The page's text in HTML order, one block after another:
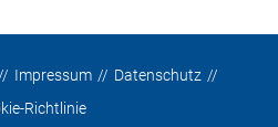
Impressum
Datenschutz
Richtlinie